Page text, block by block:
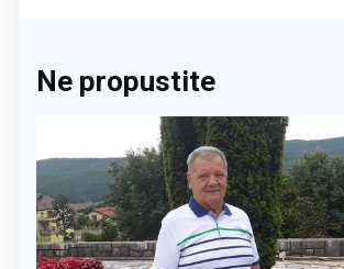
Ne propustite